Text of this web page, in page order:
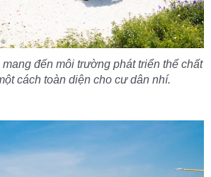
đến môi trường phát triển thể chất
cách toàn diện cho cư dân nhí.